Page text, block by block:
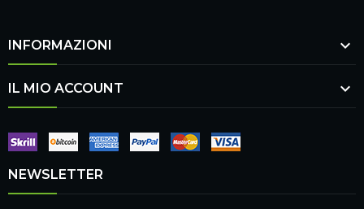
INFORMAZIONI 
IL MIO ACCOUNT 
NEWSLETTER